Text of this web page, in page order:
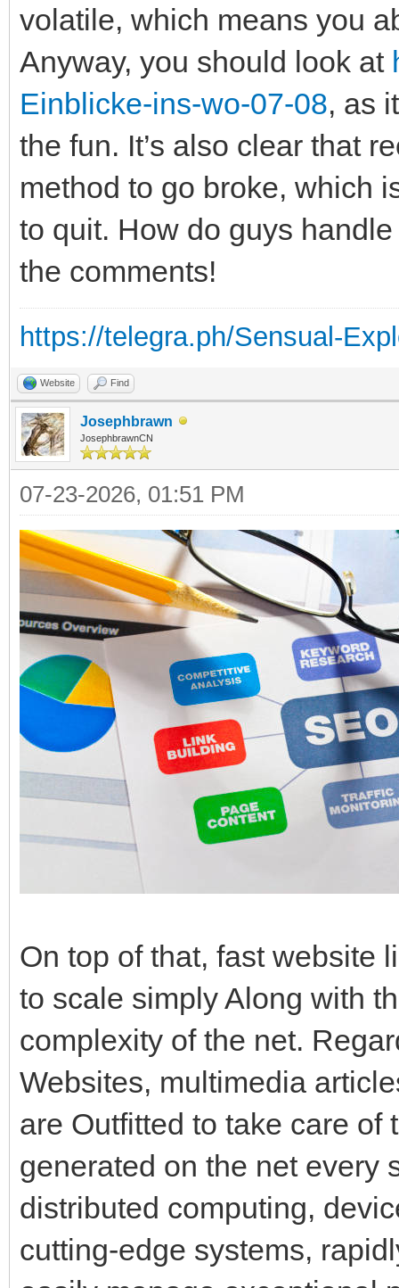
volatile, which means you
Anyway, you should look at
Einblicke-ins-wo-07-08, as
the fun. It’s also clear that
method to go broke, which
to quit. How do guys
the comments!
https://telegra.ph/Sensual-
Website Find
Josephbrawn
JosephbrawnCN
07-23-2026, 01:51 PM
On top of that, fast website
to scale simply Along with
complexity of the net.
Websites, multimedia
are Outfitted to take care of
generated on the net every
distributed computing,
cutting-edge systems,